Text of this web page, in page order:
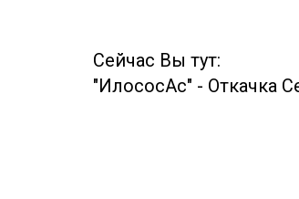
Сейчас Вы тут:
"ИлососАс" - Откачка